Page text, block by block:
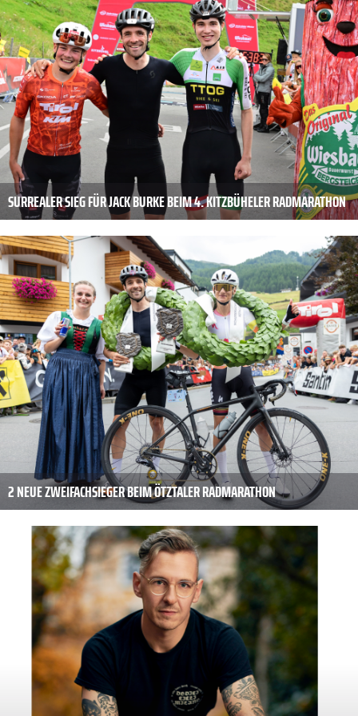
SURREALER SIEG FÜR JACK BURKE BEIM 4. KITZBÜHELER RADMARATHON
2 NEUE ZWEIFACHSIEGER BEIM ÖTZTALER RADMARATHON